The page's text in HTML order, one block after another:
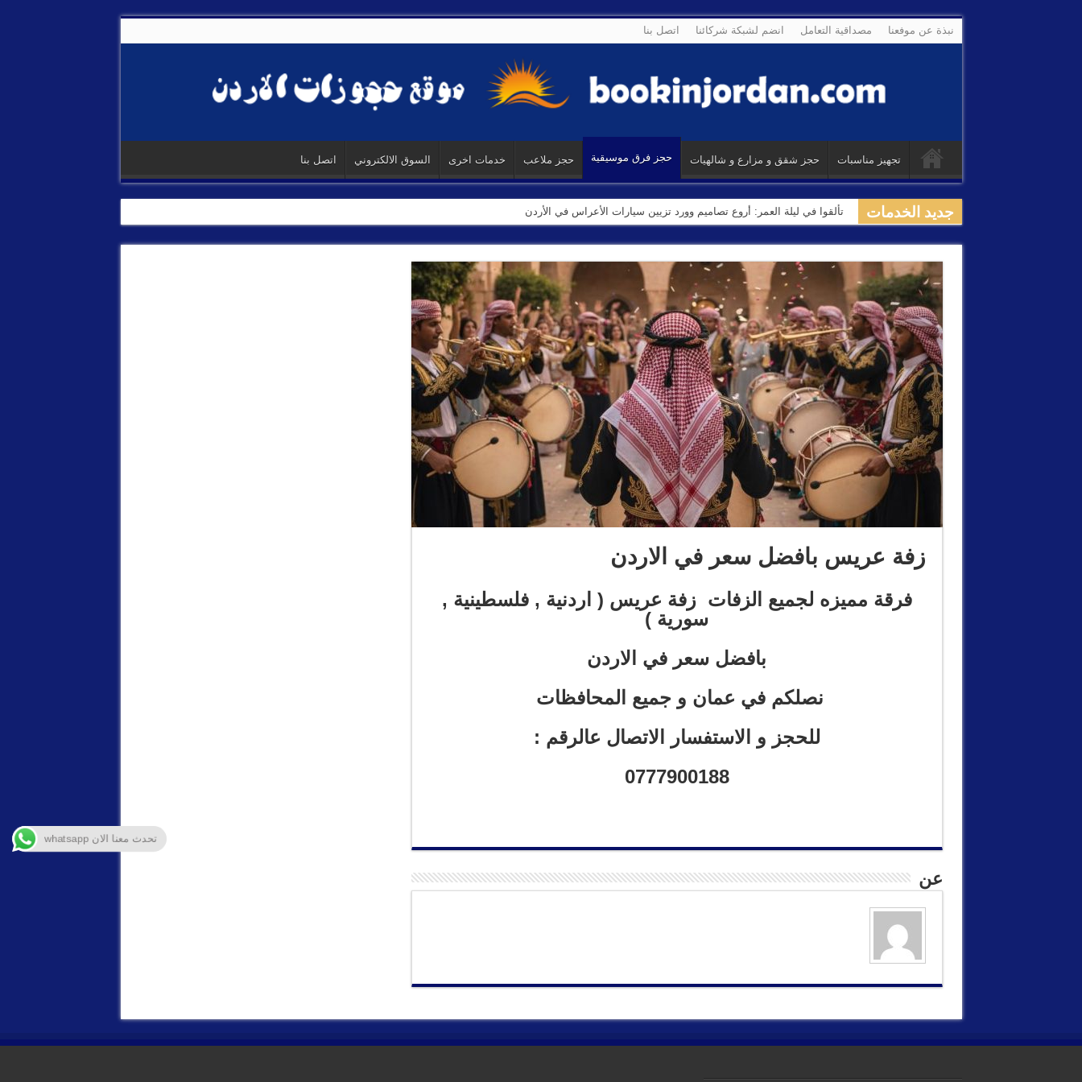
نبذة عن موفعنا مصداقية التعامل انضم لشبكة شركائنا اتصل بنا
تجهيز مناسبات حجز شقق و مزارع و شالهيات حجز فرق موسيقية حجز ملاعب خدمات اخرى السوق الالكتروني اتصل بنا
جديد الخدمات تألقوا في ليلة العمر: أروع تصاميم وورد تزيين سيارات الأعراس في الأردن
زفة عريس بافضل سعر في الاردن
فرقة مميزه لجميع الزفات زفة عريس ( اردنية , فلسطينية ,
سورية )
بافضل سعر في الاردن
نصلكم في عمان و جميع المحافظات
للحجز و الاستفسار الاتصال عالرقم :
0777900188
عن
تحدث معنا الان whatsapp